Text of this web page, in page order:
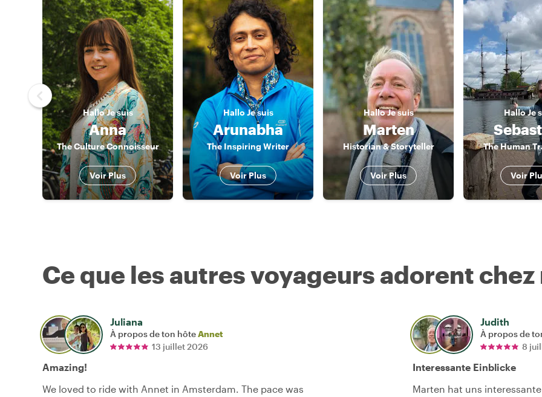
HalloJe suis
Anna
The Culture Connoisseur
Voir Plus
HalloJe suis
Arunabha
The Inspiring Writer
Voir Plus
HalloJe suis
Marten
Historian & Storyteller
Voir Plus
HalloJe
The Human
Voir
Ce que les autres voyageurs adorent
Juliana
À propos de ton hôteAnnet
13 juillet 2026
Amazing!
We loved to ride with Annet in Amsterdam. The pace was
Judith
À propos de
8
Interessante Einblicke
Marten hat uns